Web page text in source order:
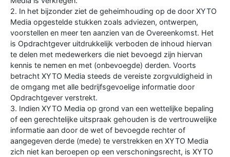
2. In het bijzonder ziet de geheimhouding op de door XYTO
Media opgestelde stukken zoals adviezen, ontwerpen,
voorstellen en meer ten aanzien van de Overeenkomst. Het
is Opdrachtgever uitdrukkelijk verboden de inhoud hiervan
te delen met medewerkers die niet bevoegd zijn hiervan
kennis te nemen en met (onbevoegde) derden. Voorts
betracht XYTO Media steeds de vereiste zorgvuldigheid in
de omgang met alle bedrijfsgevoelige informatie door
Opdrachtgever verstrekt.
3. Indien XYTO Media op grond van een wettelijke bepaling
of een gerechtelijke uitspraak gehouden is de vertrouwelijke
informatie aan door de wet of bevoegde rechter of
aangegeven derde (mede) te verstrekken en XYTO Media
zich niet kan beroepen op een verschoningsrecht, is XYTO